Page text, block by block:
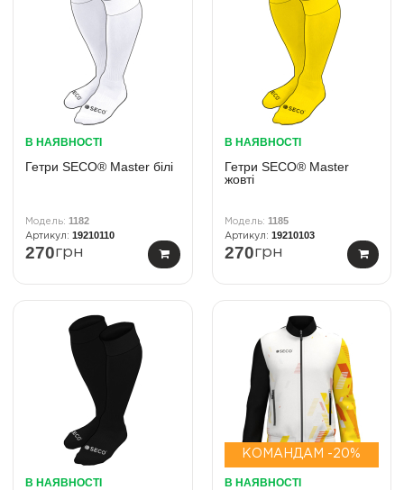
В НАЯВНОСТІ
Гетри SECO® Master білі
1182
19210110
270грн
В НАЯВНОСТІ
Гетри SECO® Master
жовті
1185
19210103
270грн
В НАЯВНОСТІ
КОМАНДАМ -20%
В НАЯВНОСТІ